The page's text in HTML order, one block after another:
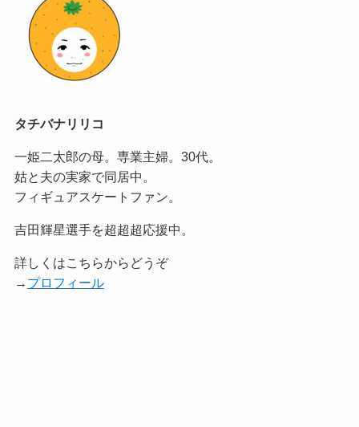
タチバナリリコ
一姫二太郎の母。専業主婦。30代。
姑と夫の実家で同居中。
フィギュアスケートファン。
吉田輝星選手を超超超応援中。
詳しくはこちらからどうぞ
→ プロフィール